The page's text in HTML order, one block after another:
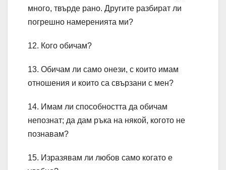
много, твърде рано. Другите разбират ли
погрешно намеренията ми?
12. Кого обичам?
13. Обичам ли само онези, с които имам
отношения и които са свързани с мен?
14. Имам ли способността да обичам
непознат; да дам ръка на някой, когото не
познавам?
15. Изразявам ли любов само когато е